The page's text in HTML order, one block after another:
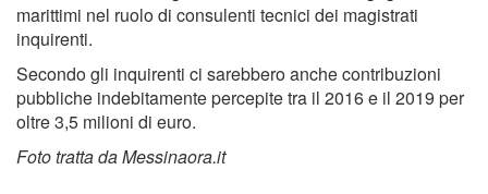
marittimi nel ruolo di consulenti tecnici dei magistrati
inquirenti.
Secondo gli inquirenti ci sarebbero anche contribuzioni
pubbliche indebitamente percepite tra il 2016 e il 2019 per
oltre 3,5 milioni di euro.
Foto tratta da Messinaora.it